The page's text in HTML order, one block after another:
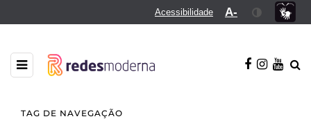
Acessibilidade A-
TAG DE NAVEGAÇÃO